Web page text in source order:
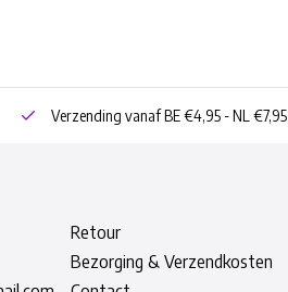
Verzending vanaf BE €4,95 - NL €7,95
Retour
Bezorging & Verzendkosten